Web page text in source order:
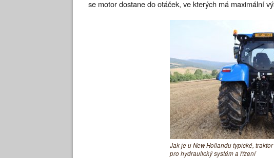
se motor dostane do otáček, ve kterých má maximální
Jak je u New Hollandu typické,
pro hydraulický systém a řízení